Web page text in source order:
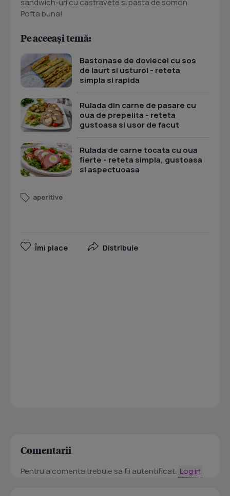
sandwich-uri cu castravete si pasta de somon.
Pofta buna!
Pe aceeași temă:
Bastonase de dovlecei cu sos
de iaurt si usturoi - reteta
simpla si rapida
Rulada din carne de pasare cu
oua de prepelita - reteta
gustoasa si usor de facut
Rulada de carne tocata cu oua
fierte - reteta simpla, gustoasa
si aspectuoasa
aperitive
Îmi place Distribuie
Comentarii
Pentru a comenta trebuie sa fii autentificat. Log in